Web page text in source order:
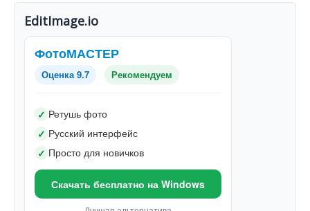
EditImage.io
ФотоМАСТЕР
Оценка 9.7 Рекомендуем
✓ Ретушь фото
✓ Русский интерфейс
✓ Просто для новичков
Скачать бесплатно на Windows